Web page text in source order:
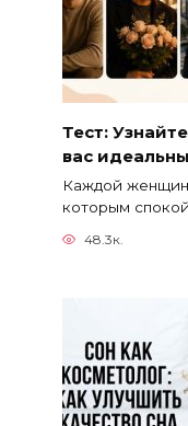
Тест:
вас
Каждой
которым
48.3к.